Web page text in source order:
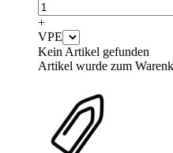
+
VPE
Kein Artikel gefunden
Artikel wurde zum